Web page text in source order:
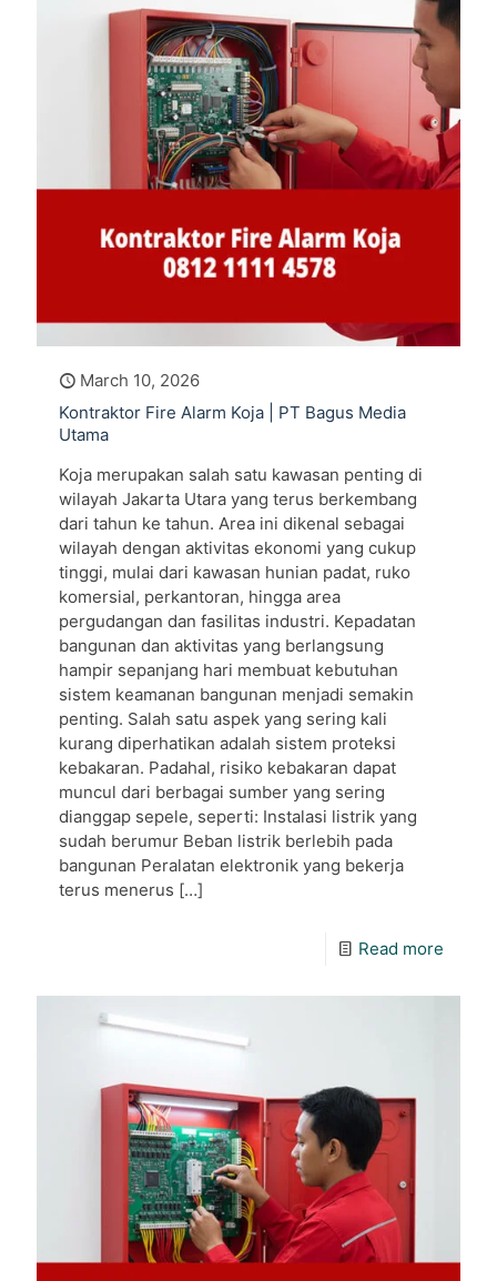
March 10, 2026
Kontraktor Fire Alarm Koja | PT Bagus Media
Utama
Koja merupakan salah satu kawasan penting di
wilayah Jakarta Utara yang terus berkembang
dari tahun ke tahun. Area ini dikenal sebagai
wilayah dengan aktivitas ekonomi yang cukup
tinggi, mulai dari kawasan hunian padat, ruko
komersial, perkantoran, hingga area
pergudangan dan fasilitas industri. Kepadatan
bangunan dan aktivitas yang berlangsung
hampir sepanjang hari membuat kebutuhan
sistem keamanan bangunan menjadi semakin
penting. Salah satu aspek yang sering kali
kurang diperhatikan adalah sistem proteksi
kebakaran. Padahal, risiko kebakaran dapat
muncul dari berbagai sumber yang sering
dianggap sepele, seperti: Instalasi listrik yang
sudah berumur Beban listrik berlebih pada
bangunan Peralatan elektronik yang bekerja
terus menerus […]
Read more